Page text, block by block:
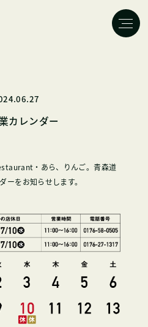
カレンダー
・あら、りんご。青森道
ーをお知らせします。